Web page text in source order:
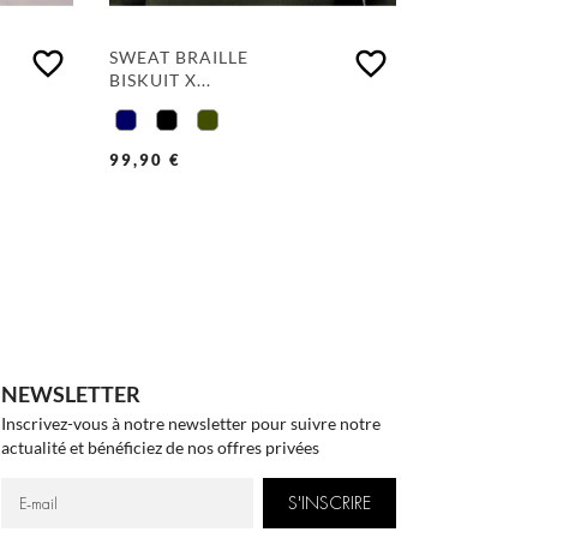
favorite_border
SWEAT BRAILLE
BISKUIT X...
99,90 €
favorite_border
NEWSLETTER
Inscrivez-vous à notre newsletter pour suivre notre
actualité et bénéficiez de nos offres privées